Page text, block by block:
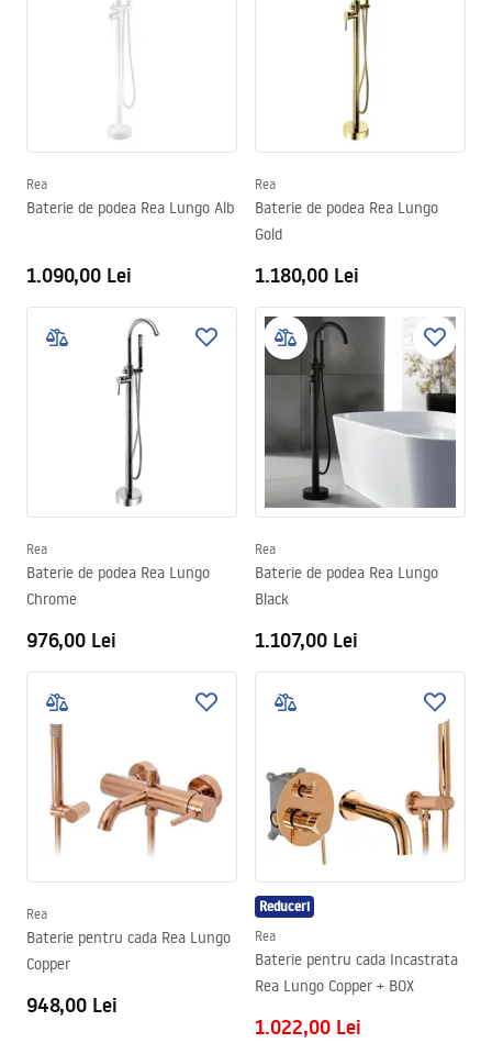
Rea
Baterie de podea Rea Lungo Alb
1.090,00 Lei
Rea
Baterie de podea Rea Lungo
Gold
1.180,00 Lei
Rea
Baterie de podea Rea Lungo
Chrome
976,00 Lei
Rea
Baterie de podea Rea Lungo
Black
1.107,00 Lei
Rea
Baterie pentru cada Rea Lungo
Copper
948,00 Lei
Reduceri
Rea
Baterie pentru cada Incastrata
Rea Lungo Copper + BOX
1.022,00 Lei